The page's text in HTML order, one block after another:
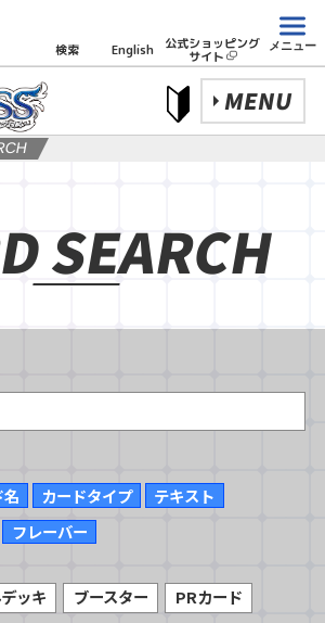
検索 English 公式ショッピング
サイト
メニュー
MENU
SEARCH
名 カードタイプ
テキスト
フレーバー
ッキ ブースター
PRカード